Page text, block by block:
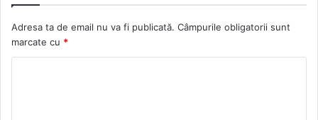
Adresa ta de email nu va fi publicată. Câmpurile obligatorii sunt
marcate cu *